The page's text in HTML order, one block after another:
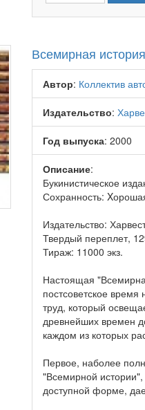
Всемирная
Автор: Коллектив
Издательство:
Год выпуска: 2000
Описание:
Букинистическое
Сохранность:
Издательство:
Твердый переплет,
Тираж: 11000 экз.
Настоящая
постсоветское
труд, который
древнейших времен
каждом из которых
Первое, наболее
"Всемирной
доступной форме,